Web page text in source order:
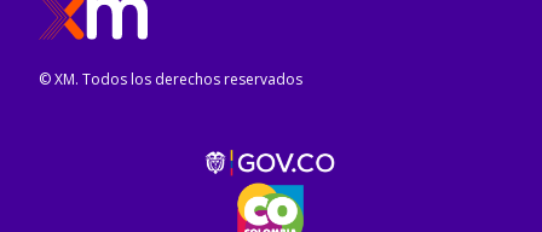
© XM. Todos los derechos reservados